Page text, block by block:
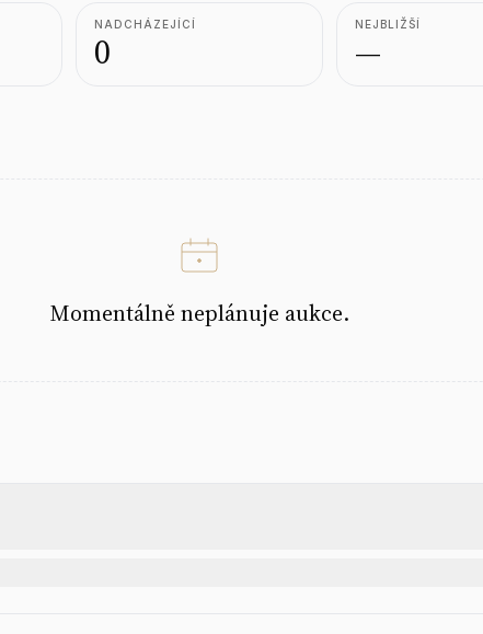
NADCHÁZEJÍCÍ
0
NEJBLIŽŠÍ
—
Momentálně neplánuje aukce.